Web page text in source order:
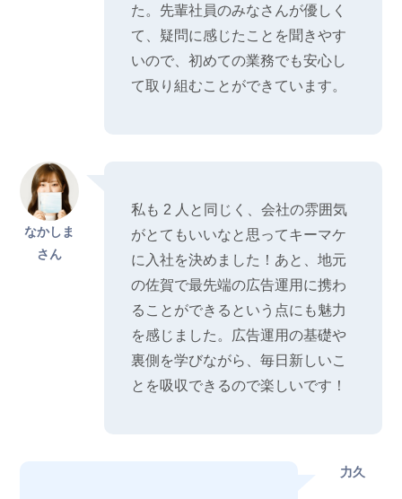
た。先輩社員のみなさんが優しく
て、疑問に感じたことを聞きやす
いので、初めての業務でも安心し
て取り組むことができています。
なかしま
さん
私も 2 人と同じく、会社の雰囲気
がとてもいいなと思ってキーマケ
に入社を決めました！あと、地元
の佐賀で最先端の広告運用に携わ
ることができるという点にも魅力
を感じました。広告運用の基礎や
裏側を学びながら、毎日新しいこ
とを吸収できるので楽しいです！
力久